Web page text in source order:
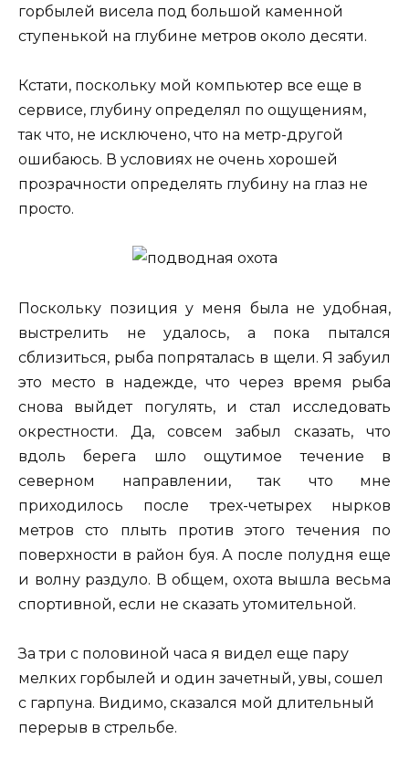
горбылей висела под большой каменной
ступенькой на глубине метров около десяти.
Кстати, поскольку мой компьютер все еще в
сервисе, глубину определял по ощущениям,
так что, не исключено, что на метр-другой
ошибаюсь. В условиях не очень хорошей
прозрачности определять глубину на глаз не
просто.
Поскольку позиция у меня была не удобная,
выстрелить не удалось, а пока пытался
сблизиться, рыба попряталась в щели. Я забуил
это место в надежде, что через время рыба
снова выйдет погулять, и стал исследовать
окрестности. Да, совсем забыл сказать, что
вдоль берега шло ощутимое течение в
северном направлении, так что мне
приходилось после трех-четырех нырков
метров сто плыть против этого течения по
поверхности в район буя. А после полудня еще
и волну раздуло. В общем, охота вышла весьма
спортивной, если не сказать утомительной.
За три с половиной часа я видел еще пару
мелких горбылей и один зачетный, увы, сошел
с гарпуна. Видимо, сказался мой длительный
перерыв в стрельбе.